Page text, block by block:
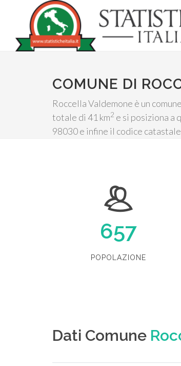
COMUNE DI
Roccella Valdemone è un
totale di 41 km2 e si posiziona a
98030 e infine il codice
657
POPOLAZIONE
Dati Comune